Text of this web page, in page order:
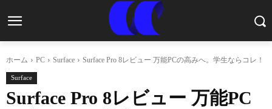
ホーム PC Surface Surface Pro 8レビュー 万能PCの高みへ。学生ならコレ！
Surface
Surface Pro 8レビュー 万能PC